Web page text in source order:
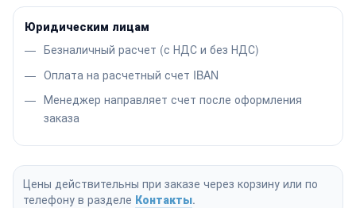
Юридическим лицам
Безналичный расчет (с НДС и без НДС)
Оплата на расчетный счет IBAN
Менеджер направляет счет после оформления
заказа
Цены действительны при заказе через корзину или по
телефону в разделе Контакты.